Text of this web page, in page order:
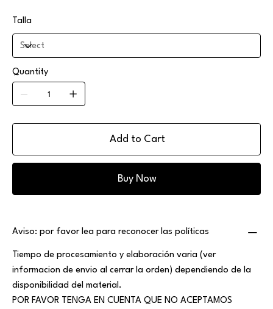
Talla
Quantity
Add to Cart
Buy Now
Aviso: por favor lea para reconocer las políticas
Tiempo de procesamiento y elaboración varia (ver
informacion de envio al cerrar la orden) dependiendo de la
disponibilidad del material.
POR FAVOR TENGA EN CUENTA QUE NO ACEPTAMOS